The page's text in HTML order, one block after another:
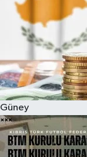
Güney